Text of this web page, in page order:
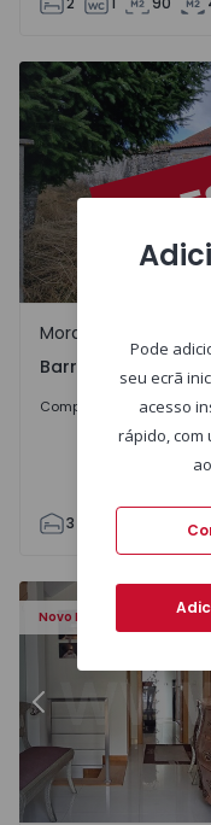
Quinta T2 Guarda,
Barracão, Guarda
Moradia Isolada
Barracão, Guarda
Comprar 59.000 €
3
Novo Preço
- 20
Moradia Geminada
Anterior
Pode
seu ecrã
acesso
rápido, com